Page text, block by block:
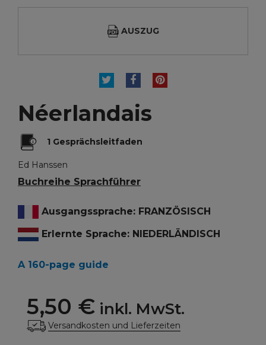
AUSZUG
TWEETTEILENPINTEREST
Néerlandais
1 Gesprächsleitfaden
Ed Hanssen
Buchreihe Sprachführer
Ausgangssprache: FRANZÖSISCH
Erlernte Sprache: NIEDERLÄNDISCH
A 160-page guide
5,50 € inkl. MwSt.
Versandkosten und Lieferzeiten